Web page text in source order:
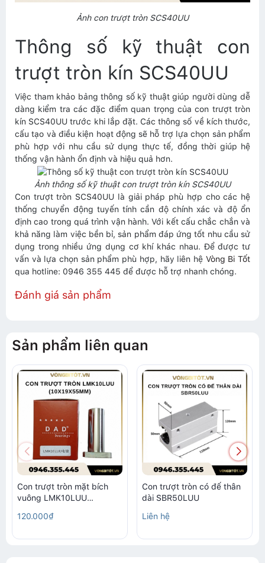
Ảnh con trượt tròn SCS40UU
Thông số kỹ thuật con
trượt tròn kín SCS40UU
Việc tham khảo bảng thông số kỹ thuật giúp người dùng dễ
dàng kiểm tra các đặc điểm quan trọng của con trượt tròn
kín SCS40UU trước khi lắp đặt. Các thông số về kích thước,
cấu tạo và điều kiện hoạt động sẽ hỗ trợ lựa chọn sản phẩm
phù hợp với nhu cầu sử dụng thực tế, đồng thời giúp hệ
thống vận hành ổn định và hiệu quả hơn.
Ảnh thông số kỹ thuật con trượt tròn kín SCS40UU
Con trượt tròn SCS40UU là giải pháp phù hợp cho các hệ
thống chuyển động tuyến tính cần độ chính xác và độ ổn
định cao trong quá trình vận hành. Với kết cấu chắc chắn và
khả năng làm việc bền bỉ, sản phẩm đáp ứng tốt nhu cầu sử
dụng trong nhiều ứng dụng cơ khí khác nhau. Để được tư
vấn và lựa chọn sản phẩm phù hợp, hãy liên hệ Vòng Bi Tốt
qua hotline: 0946 355 445 để được hỗ trợ nhanh chóng.
Đánh giá sản phẩm
Sản phẩm liên quan
Con trượt tròn mặt bích
vuông LMK10LUU
120.000₫
Con trượt tròn có đế thân
dài SBR50LUU
Liên hệ